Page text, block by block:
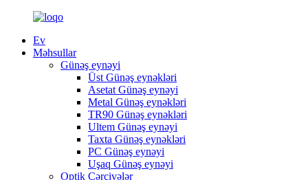
Ev
Məhsullar
Günəş eynəyi
Üst Günəş eynəkləri
Asetat Günəş eynəyi
Metal Günəş eynəkləri
TR90 Günəş eynəkləri
Ultem Günəş eynəyi
Taxta Günəş eynəkləri
PC Günəş eynəyi
Uşaq Günəş eynəyi
Optik Çərçivələr